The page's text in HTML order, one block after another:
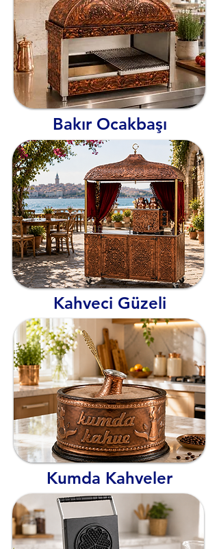
Bakır Ocakbaşı
Kumda Kahveler
Kahveci Güzeli